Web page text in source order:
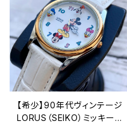
【希少】90年代ヴィンテージ
LORUS（SEIKO）ミッキーマ